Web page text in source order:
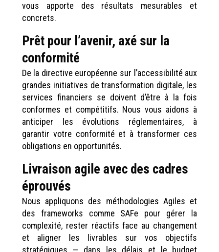
vous apporte des résultats mesurables et
concrets.
Prêt pour l’avenir, axé sur la
conformité
De la directive européenne sur l’accessibilité aux
grandes initiatives de transformation digitale, les
services financiers se doivent d’être à la fois
conformes et compétitifs. Nous vous aidons à
anticiper les évolutions réglementaires, à
garantir votre conformité et à transformer ces
obligations en opportunités.
Livraison agile avec des cadres
éprouvés
Nous appliquons des méthodologies Agiles et
des frameworks comme SAFe pour gérer la
complexité, rester réactifs face au changement
et aligner les livrables sur vos objectifs
stratégiques — dans les délais et le budget